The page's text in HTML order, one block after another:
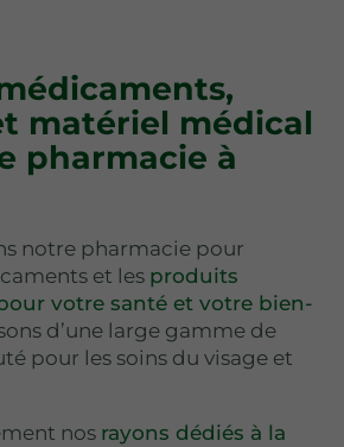
matériel médical
pharmacie à
notre pharmacie pour
et les produits
votre santé et votre bien-
d’une large gamme de
pour les soins du visage et
nos rayons dédiés à la